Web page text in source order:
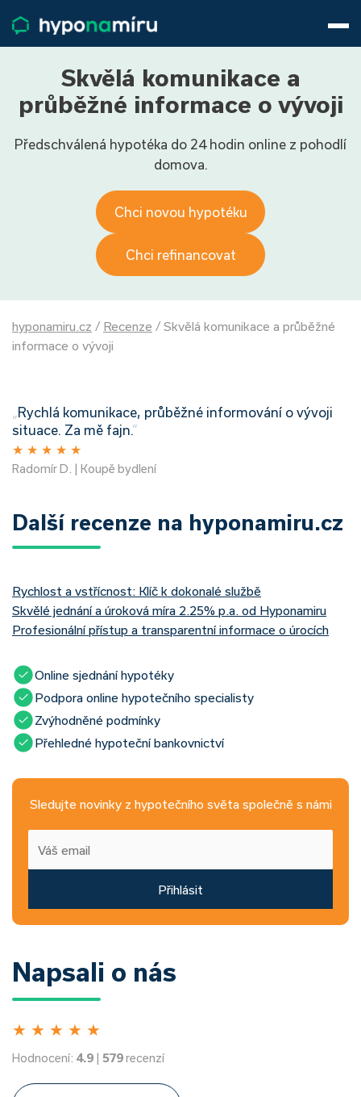
Životní pojištění
Pojištění nemovitosti
Články
800 688 388
9−16 hod.
Skvělá komunikace a
průběžné informace o vývoji
Předschválená hypotéka do 24 hodin online z pohodlí
domova.
Chci novou hypotéku
Chci refinancovat
hyponamiru.cz / Recenze / Skvělá komunikace a průběžné
informace o vývoji
„Rychlá komunikace, průběžné informování o vývoji
situace. Za mě fajn.”
★ ★ ★ ★ ★
Radomír D. | Koupě bydlení
Další recenze na hyponamiru.cz
Rychlost a vstřícnost: Klíč k dokonalé službě
Skvělé jednání a úroková míra 2.25% p.a. od Hyponamiru
Profesionální přístup a transparentní informace o úrocích
Online sjednání hypotéky
Podpora online hypotečního specialisty
Zvýhodněné podmínky
Přehledné hypoteční bankovnictví
Sledujte novinky z hypotečního světa společně s námi
Přihlásit
Napsali o nás
★ ★ ★ ★ ★
Hodnocení: 4.9 | 579recenzí